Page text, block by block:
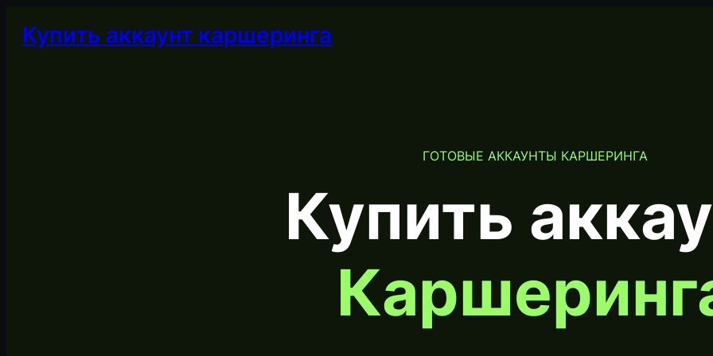
Купить аккаунт каршеринга
ГОТОВЫЕ АККАУНТЫ КАРШЕРИНГА
Купить